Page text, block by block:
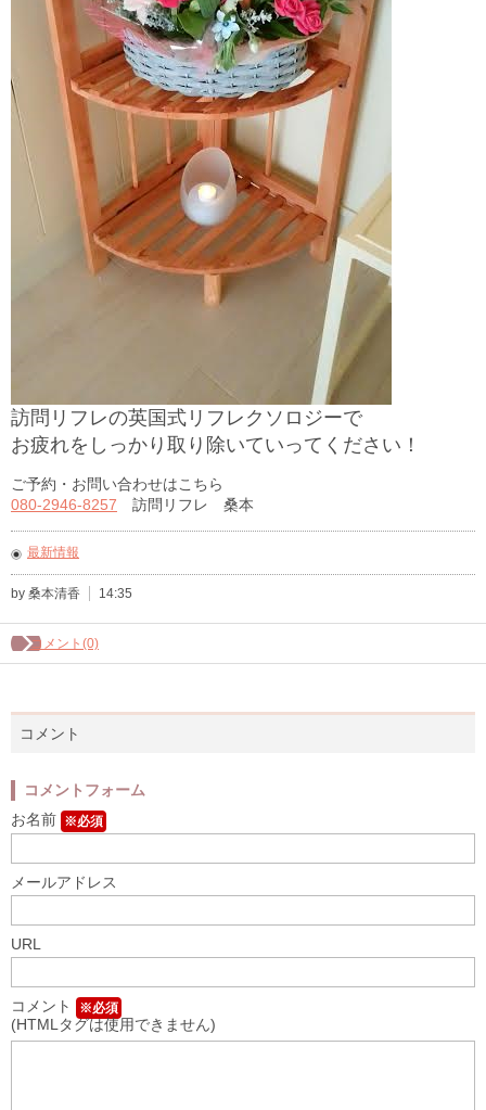
訪問リフレの英国式リフレクソロジーで
お疲れをしっかり取り除いていってください！
ご予約・お問い合わせはこちら
080-2946-8257 訪問リフレ 桑本
最新情報
by 桑本清香 14:35
コメント(0)
コメント
コメントフォーム
お名前 ※必須
メールアドレス
URL
コメント ※必須
(HTMLタグは使用できません)